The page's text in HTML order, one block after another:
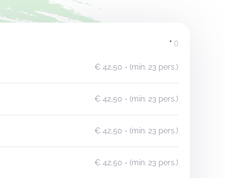
* ()
€ 42,50 - (min. 23 pers.)
€ 42,50 - (min. 23 pers.)
€ 42,50 - (min. 23 pers.)
€ 42,50 - (min. 23 pers.)